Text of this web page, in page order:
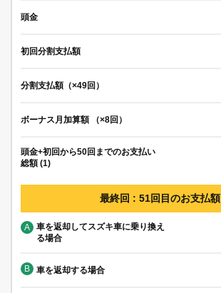
頭金
初回分割支払額
分割支払額（×49回）
ボーナス月加算額 （×8回）
頭金+初回から50回までのお支払い
総額 (1)
最終回 : 51回目のお支払額
A
車を返却してスズキ車に乗り換え
る場合
B 車を返却する場合